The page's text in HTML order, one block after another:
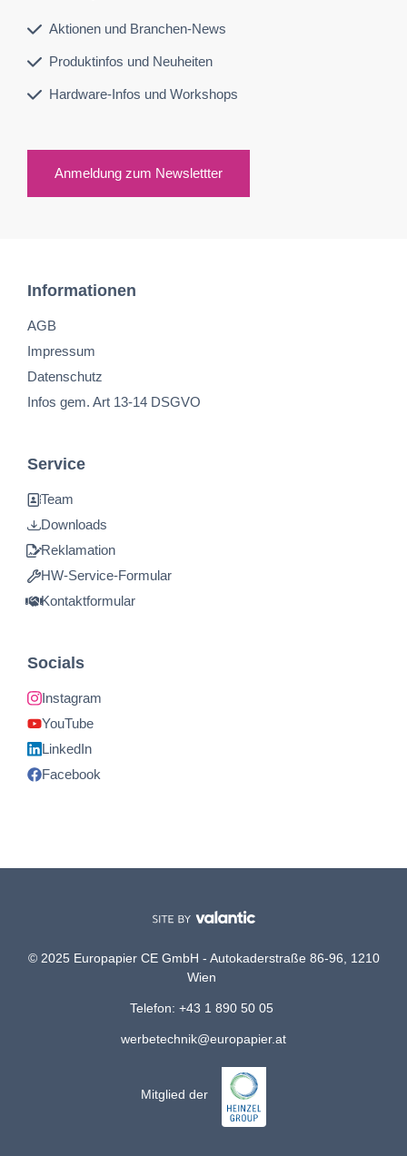
Aktionen und Branchen-News
Produktinfos und Neuheiten
Hardware-Infos und Workshops
Anmeldung zum Newslettter
Informationen
AGB
Impressum
Datenschutz
Infos gem. Art 13-14 DSGVO
Service
Team
Downloads
Reklamation
HW-Service-Formular
Kontaktformular
Socials
Instagram
YouTube
LinkedIn
Facebook
© 2025 Europapier CE GmbH - Autokaderstraße 86-96, 1210
Wien
Telefon: +43 1 890 50 05
werbetechnik@europapier.at
Mitglied der